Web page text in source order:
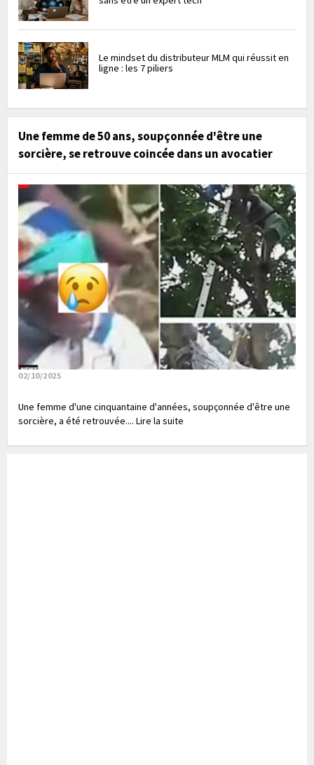
Le mindset du distributeur MLM qui réussit en
ligne : les 7 piliers
Une femme de 50 ans, soupçonnée d'être une
sorcière, se retrouve coincée dans un avocatier
02/10/2025
Une femme d'une cinquantaine d'années, soupçonnée d'être une
sorcière, a été retrouvée.... Lire la suite